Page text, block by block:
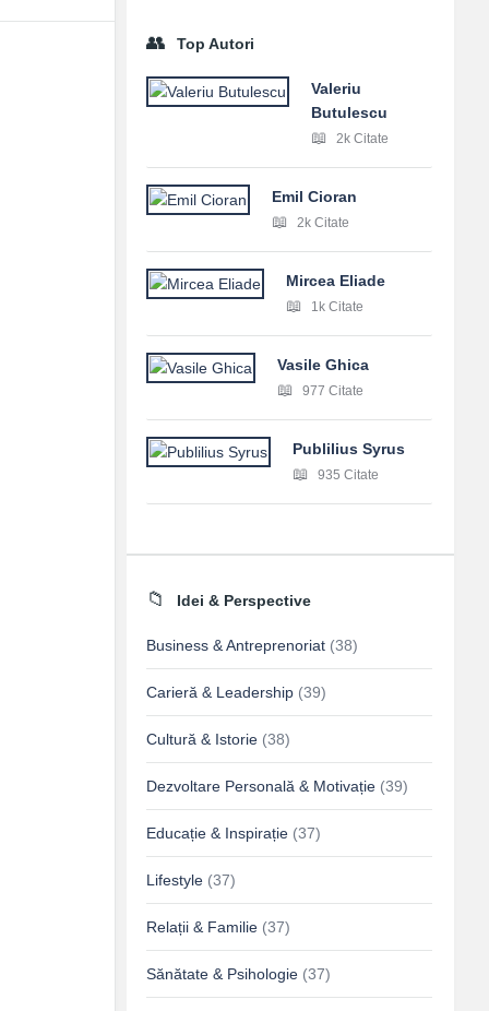
Top Autori
Valeriu
Butulescu
2k Citate
Emil Cioran
2k Citate
Mircea Eliade
1k Citate
Vasile Ghica
977 Citate
Publilius Syrus
935 Citate
Idei & Perspective
Business & Antreprenoriat (38)
Carieră & Leadership (39)
Cultură & Istorie (38)
Dezvoltare Personală & Motivație (39)
Educație & Inspirație (37)
Lifestyle (37)
Relații & Familie (37)
Sănătate & Psihologie (37)